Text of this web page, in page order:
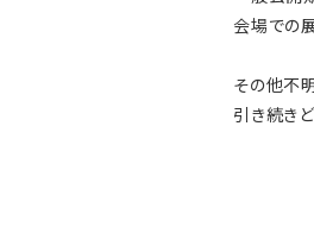
会場での
その他不
引き続き